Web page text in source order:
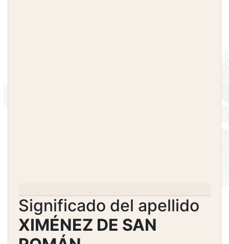
Significado del apellido
XIMÉNEZ DE SAN